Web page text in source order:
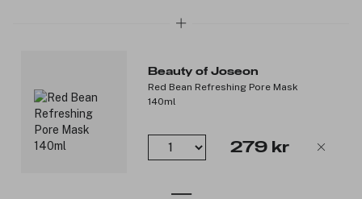
Beauty of Joseon
Red Bean Refreshing Pore Mask
140ml
279 kr